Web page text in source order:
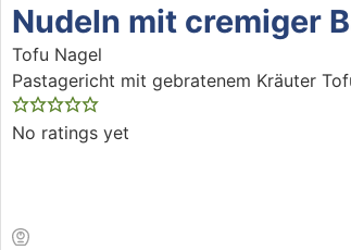
Nudeln mit cremiger
Tofu Nagel
Pastagericht mit gebratenem Kräuter
No ratings yet